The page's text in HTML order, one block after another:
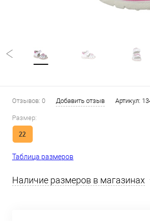
Отзывов: 0 Добавить отзыв Артикул:
Размер:
22
Таблица размеров
Наличие размеров в магазинах